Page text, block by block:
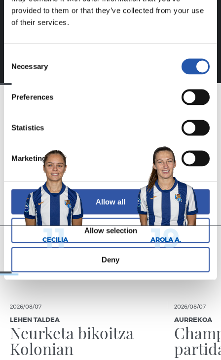
provided to them or that they’ve collected from your use
of their services.
Selection
Necessary
Preferences
Statistics
Marketing
Allow all
Allow selection
Deny
Login aukeran klik eginez erregistratu zaitez eta eduki
esklusiboaz disfrutatu ezazu!
CECILIA
11 AROLA A.
19
2026/08/07
LEHEN TALDEA
Neurketa bikoitza
Kolonian
2026/08/07
AURREKOA